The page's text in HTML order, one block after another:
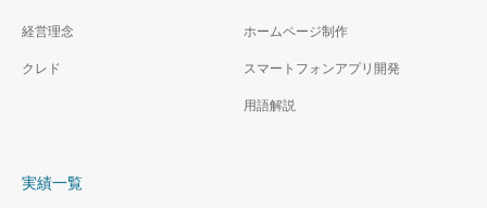
経営理念
クレド
ホームページ制作
スマートフォンアプリ開発
用語解説
実績一覧